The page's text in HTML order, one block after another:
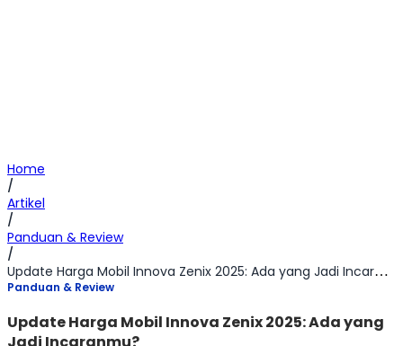
Home
/
Artikel
/
Panduan & Review
/
Update Harga Mobil Innova Zenix 2025: Ada yang Jadi Incaranmu?
Panduan & Review
Update Harga Mobil Innova Zenix 2025: Ada yang